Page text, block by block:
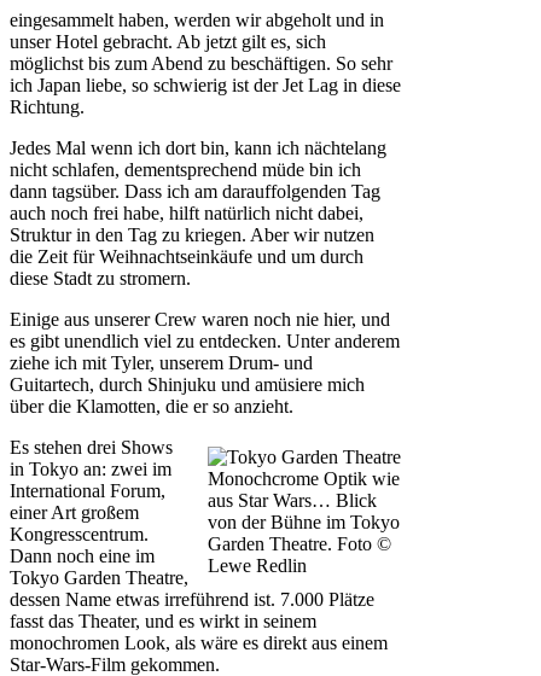
eingesammelt haben, werden wir abgeholt und in
unser Hotel gebracht. Ab jetzt gilt es, sich
möglichst bis zum Abend zu beschäftigen. So sehr
ich Japan liebe, so schwierig ist der Jet Lag in diese
Richtung.
Jedes Mal wenn ich dort bin, kann ich nächtelang
nicht schlafen, dementsprechend müde bin ich
dann tagsüber. Dass ich am darauffolgenden Tag
auch noch frei habe, hilft natürlich nicht dabei,
Struktur in den Tag zu kriegen. Aber wir nutzen
die Zeit für Weihnachtseinkäufe und um durch
diese Stadt zu stromern.
Einige aus unserer Crew waren noch nie hier, und
es gibt unendlich viel zu entdecken. Unter anderem
ziehe ich mit Tyler, unserem Drum- und
Guitartech, durch Shinjuku und amüsiere mich
über die Klamotten, die er so anzieht.
Monochcrome Optik wie
aus Star Wars… Blick
von der Bühne im Tokyo
Garden Theatre. Foto ©
Lewe Redlin
Es stehen drei Shows
in Tokyo an: zwei im
International Forum,
einer Art großem
Kongresscentrum.
Dann noch eine im
Tokyo Garden Theatre,
dessen Name etwas irreführend ist. 7.000 Plätze
fasst das Theater, und es wirkt in seinem
monochromen Look, als wäre es direkt aus einem
Star-Wars-Film gekommen.